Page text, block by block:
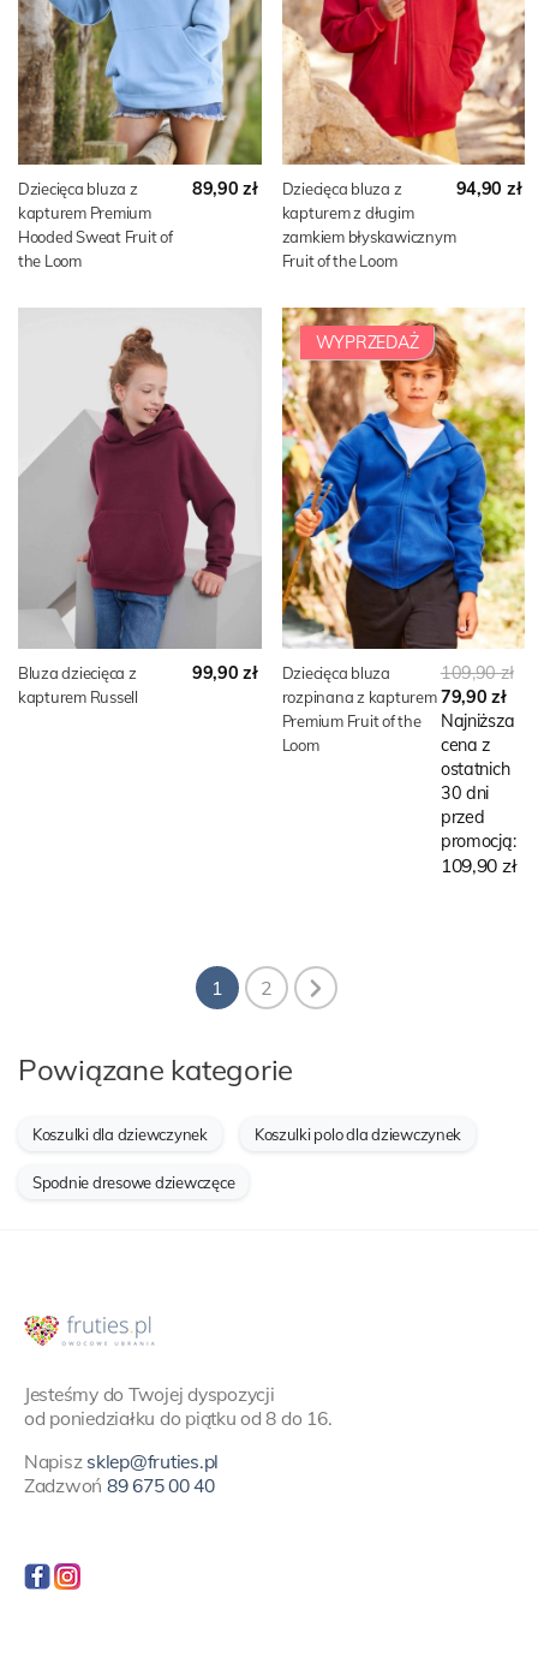
Dziecięca bluza z
kapturem Premium
Hooded Sweat Fruit of
the Loom
89,90 zł
Dziecięca bluza z
kapturem z długim
zamkiem błyskawicznym
Fruit of the Loom
94,90 zł
Bluza dziecięca z
kapturem Russell
99,90 zł
Dziecięca bluza
rozpinana z kapturem
Premium Fruit of the
Loom
WYPRZEDAŻ
109,90 zł
79,90 zł
Najniższa
cena z
ostatnich
30 dni
przed
promocją:
109,90 zł
1 2
Powiązane kategorie
Koszulki dla dziewczynek Koszulki polo dla dziewczynek
Spodnie dresowe dziewczęce
Jesteśmy do Twojej dyspozycji
od poniedziałku do piątku od 8 do 16.
Napisz sklep@fruties.pl
Zadzwoń 89 675 00 40